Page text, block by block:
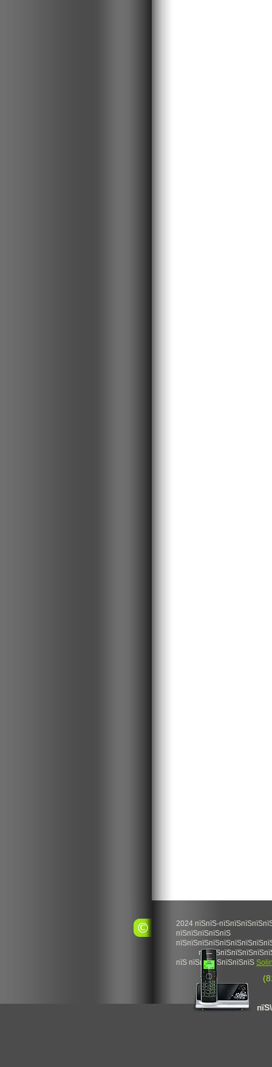
2024 пїЅпїЅ-
пїЅпїЅпїЅпїЅпїЅ
пїЅ пїЅпїЅпїЅпїЅпїЅпїЅ